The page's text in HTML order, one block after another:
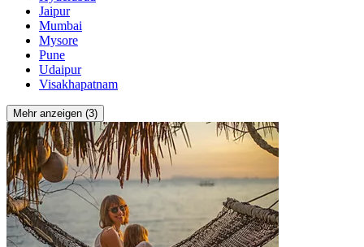
Jaipur
Mumbai
Mysore
Pune
Udaipur
Visakhapatnam
Mehr anzeigen (3)